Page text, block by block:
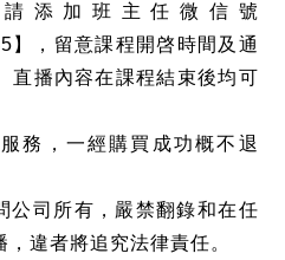
添加班主任微信號
】，留意課程開啓時間及通
直播內容在課程結束後均可
務，一經購買成功概不退
公司所有，嚴禁翻錄和在任
違者將追究法律責任。